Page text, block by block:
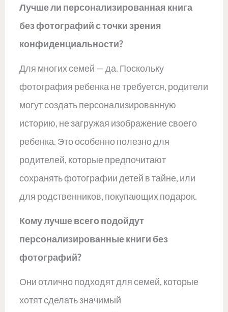
Лучше ли персонализированная книга
без фотографий с точки зрения
конфиденциальности?
Для многих семей — да. Поскольку
фотография ребенка не требуется, родители
могут создать персонализированную
историю, не загружая изображение своего
ребенка. Это особенно полезно для
родителей, которые предпочитают
сохранять фотографии детей в тайне, или
для родственников, покупающих подарок.
Кому лучше всего подойдут
персонализированные книги без
фотографий?
Они отлично подходят для семей, которые
хотят сделать значимый